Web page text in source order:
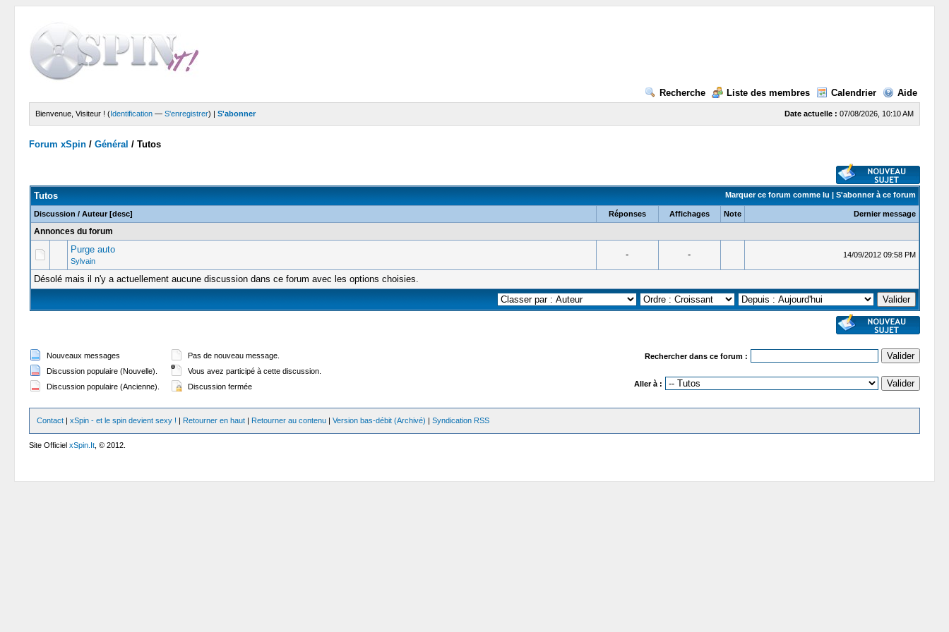
Recherche Liste des membres Calendrier Aide
Date actuelle : 07/08/2026, 10:10 AM
Bienvenue, Visiteur ! (Identification —S'enregistrer) |S'abonner
Forum xSpin /Général /Tutos
Marquer ce forum comme lu | S'abonner à ce forum
Tutos
Discussion / Auteur [desc] Réponses Affichages Note Dernier message
Annonces du forum
Purge auto
Sylvain
- - 14/09/2012 09:58 PM
Désolé mais il n'y a actuellement aucune discussion dans ce forum avec les options choisies.
Nouveaux messages
Discussion populaire (Nouvelle).
Discussion populaire (Ancienne).
Pas de nouveau message.
Vous avez participé à cette discussion.
Discussion fermée
Rechercher dans ce forum :
Aller à :
Contact |xSpin - et le spin devient sexy ! | Retourner en haut | Retourner au contenu |Version bas-débit (Archivé) |Syndication RSS
Site OfficielxSpin.It , © 2012.